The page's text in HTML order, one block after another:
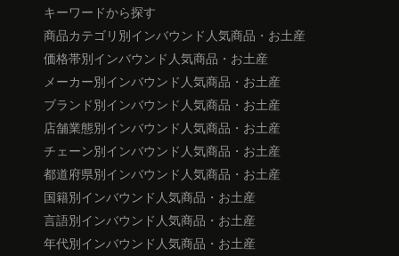
キーワードから探す
商品カテゴリ別インバウンド人気商品・お土産
価格帯別インバウンド人気商品・お土産
メーカー別インバウンド人気商品・お土産
ブランド別インバウンド人気商品・お土産
店舗業態別インバウンド人気商品・お土産
チェーン別インバウンド人気商品・お土産
都道府県別インバウンド人気商品・お土産
国籍別インバウンド人気商品・お土産
言語別インバウンド人気商品・お土産
年代別インバウンド人気商品・お土産